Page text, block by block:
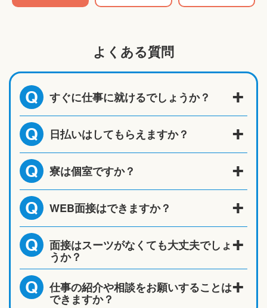
よくある質問
Q すぐに仕事に就けるでしょうか？
Q 日払いはしてもらえますか？
Q 寮は個室ですか？
Q WEB面接はできますか？
Q 面接はスーツがなくても大丈夫でしょ
うか？
Q 仕事の紹介や相談をお願いすることは
できますか？